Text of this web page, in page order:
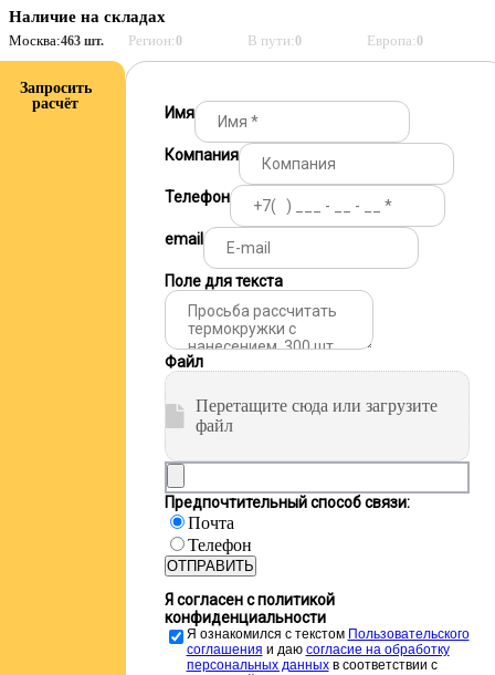
Наличие на складах
Москва:463 шт. Регион:0 В пути:0 Европа:0
Запросить
расчёт
Имя
Компания
Телефон
email
Поле для текста
Файл
Перетащите сюда или загрузите
файл
Предпочтительный способ связи:
Почта
Телефон
ОТПРАВИТЬ
Я согласен с политикой
конфиденциальности
Я ознакомился с текстом Пользовательского
соглашения и даю cогласие на обработку
персональных данныхв соответствии с